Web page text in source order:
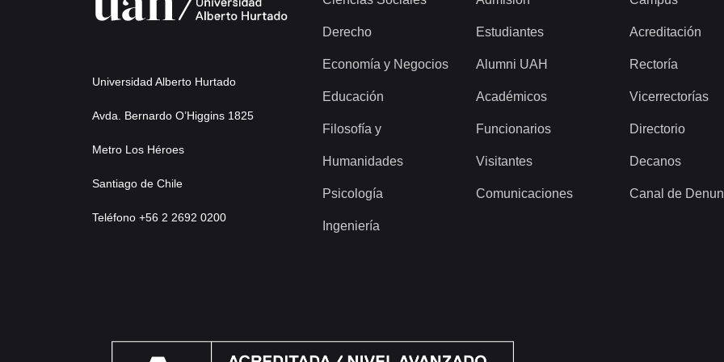
Universidad Alberto Hurtado
Avda. Bernardo O’Higgins 1825
Metro Los Héroes
Santiago de Chile
Teléfono +56 2 2692 0200
Derecho
Economía y Negocios
Educación
Filosofía y
Humanidades
Psicología
Ingeniería
Estudiantes
Alumni UAH
Académicos
Funcionarios
Visitantes
Comunicaciones
Acreditación
Rectoría
Vicerrectorías
Directorio
Decanos
Canal de